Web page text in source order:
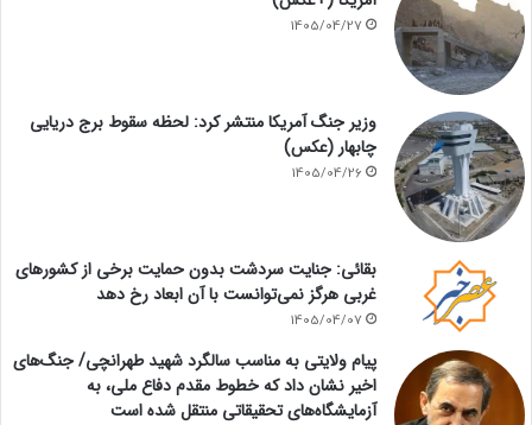
1405/04/27
وزیر جنگ آمریکا منتشر کرد: لحظه سقوط برج دریایی
چابهار (عکس)
1405/04/26
بقائی: جنایت سردشت بدون حمایت برخی از کشورهای
غربی هرگز نمی‌توانست با آن ابعاد رخ دهد
1405/04/07
پیام ولایتی به مناسب سالگرد شهید طهرانچی/ جنگ‌های
اخیر نشان داد که خطوط مقدم دفاع ملی، به
آزمایشگاه‌های تحقیقاتی منتقل شده است